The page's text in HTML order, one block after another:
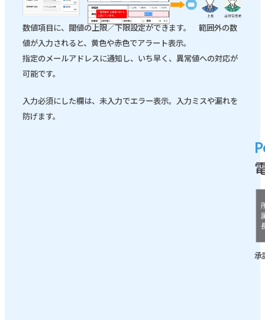
数値項目に、閾値の上限／下限設定ができます。 範囲外の数
値が入力されると、黄色や赤色でアラート表示。
指定のメールアドレスに通知し、いち早く、異常値への対応が
可能です。
入力必須にした欄は、未入力でエラー表示。入力ミスや漏れを
防げます。
承